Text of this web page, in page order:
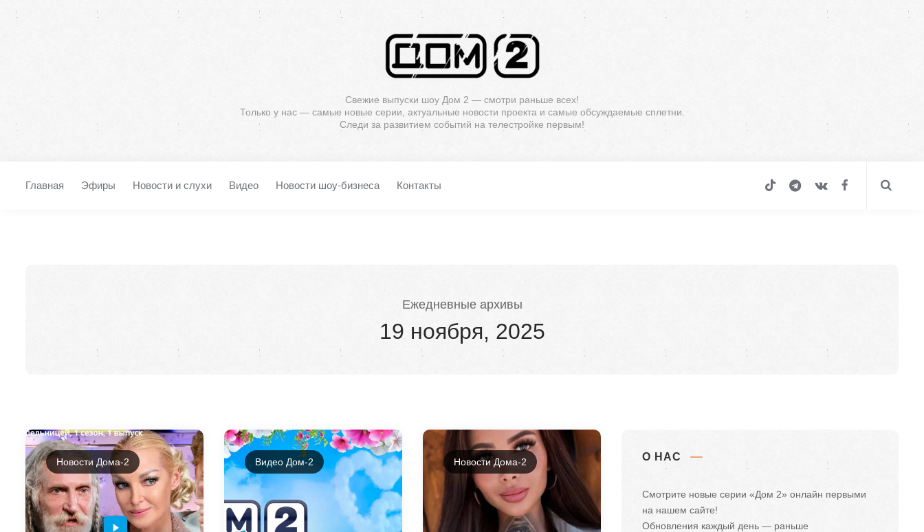
Свежие выпуски шоу Дом 2 — смотри раньше всех!
Только у нас — самые новые серии, актуальные новости проекта и самые обсуждаемые сплетни.
Следи за развитием событий на телестройке первым!
Главная Эфиры Новости и слухи Видео Новости шоу-бизнеса Контакты
Ежедневные архивы
19 ноября, 2025
Новости Дома-2 Видео Дом-2 Новости Дома-2 О НАС
Смотрите новые серии «Дом 2» онлайн первыми
на нашем сайте!
Обновления каждый день — раньше